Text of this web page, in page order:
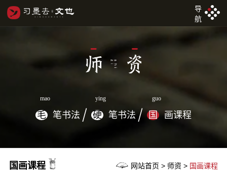
导
航
mao
毛 笔书法
ying
硬 笔书法
guo
国 画课程
国画课程 网站首页 > 师资 > 国画课程